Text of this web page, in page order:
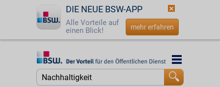
DIE NEUE BSW-APP
Alle Vorteile auf
einen Blick!
mehr erfahren
Startseite
Jetzt BSW-Mitglied werden
Startseite